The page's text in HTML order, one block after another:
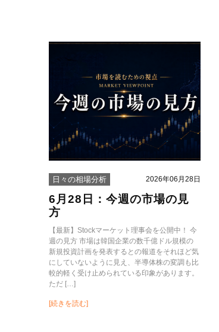
日々の相場分析 2026年06月28日
6月28日：今週の市場の見
方
【最新】Stockマーケット理事会を公開中！ 今
週の見方 市場は韓国企業の数千億ドル規模の
新規投資計画を発表するとの報道をそれほど気
にしていないように見え、半導体株の変調も比
較的軽く受け止められている印象があります。
ただ […]
[続きを読む]